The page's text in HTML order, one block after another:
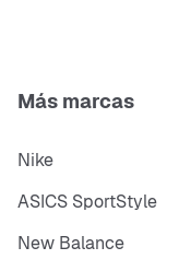
Más marcas
Nike
ASICS SportStyle
New Balance